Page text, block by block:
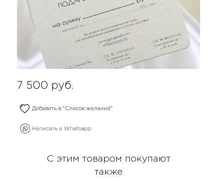
7 500 руб.
Добавить в "Список желаний"
С этим товаром покупают
также